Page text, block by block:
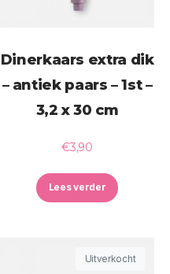
Dinerkaars extra dik
– antiek paars – 1st –
3,2 x 30 cm
€3,90
Lees verder
Uitverkocht